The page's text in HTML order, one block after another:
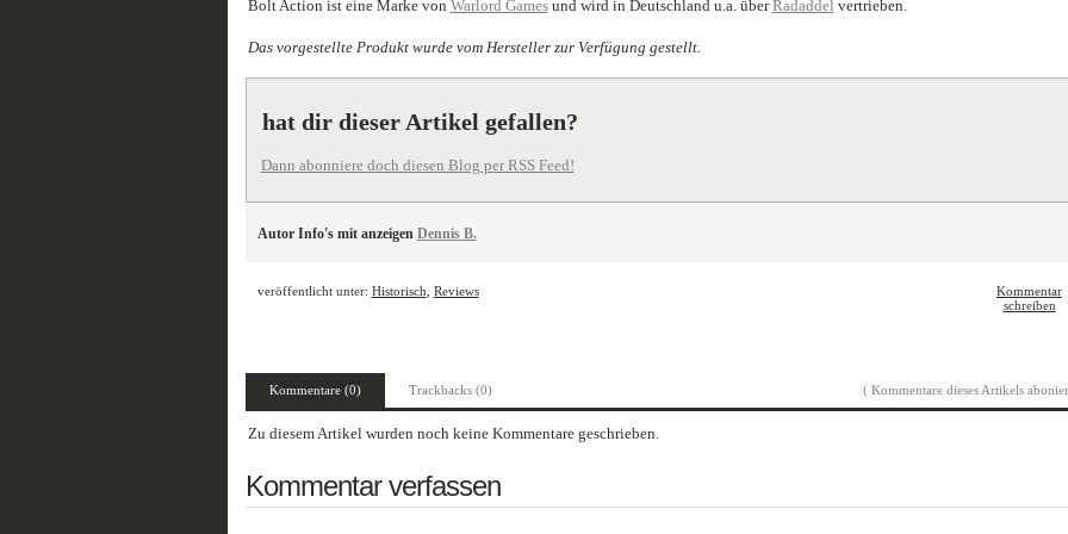
Bolt Action ist eine Marke von Warlord Gamesund wird in Deutschland u.a. überRadaddel vertrieben.
Das vorgestellte Produkt wurde vom Hersteller zur Verfügung gestellt.
hat dir dieser Artikel gefallen?
Dann abonniere doch diesen Blog per RSS Feed!
Autor Info's mit anzeigen Dennis B.
veröffentlicht unter: Historisch Reviews
Kommentar
schreiben
Kommentare (0) Trackbacks (0) ( Kommentare dieses Artikels
Zu diesem Artikel wurden noch keine Kommentare geschrieben.
Kommentar verfassen